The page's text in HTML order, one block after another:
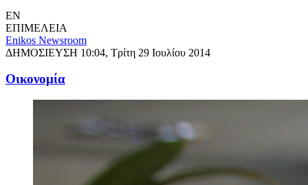
EN
ΕΠΙΜΕΛΕΙΑ
Enikos Newsroom
ΔΗΜΟΣΙΕΥΣΗ 10:04, Τρίτη 29 Ιουλίου 2014
Oικονομία